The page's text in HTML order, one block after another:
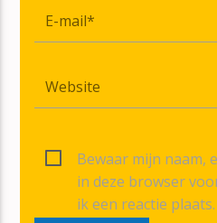
Bewaar mijn naam,
in deze browser
ik een reactie plaats.